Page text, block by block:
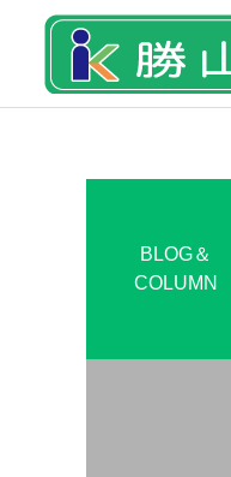
腱板断裂による肩の痛みと
BLOG＆
COLUMN